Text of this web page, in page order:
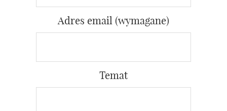
Adres email (wymagane)
Temat